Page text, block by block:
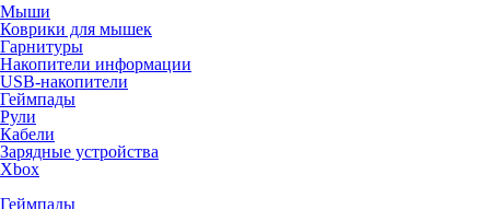
Мыши
Коврики для мышек
Гарнитуры
Накопители информации
USB-накопители
Геймпады
Рули
Кабели
Зарядные устройства
Xbox
Геймпады